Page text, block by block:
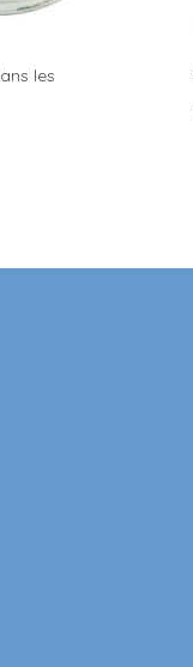
les